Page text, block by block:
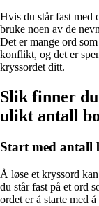
Hvis du står fast med
bruke noen av de
Det er mange ord
konflikt, og det er
kryssordet ditt.
Slik finner
ulikt antall
Start med antall
Å løse et kryssord
du står fast på et ord
ordet er å starte med